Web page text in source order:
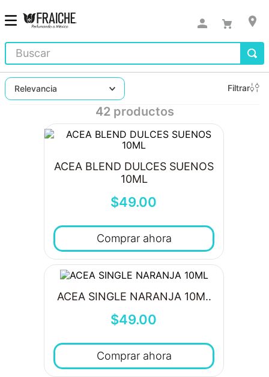
Buscar
Relevancia Filtrar
42 productos
ACEA BLEND DULCES SUENOS
10ML
$49.00
Comprar ahora
ACEA SINGLE NARANJA 10ML
$49.00
Comprar ahora